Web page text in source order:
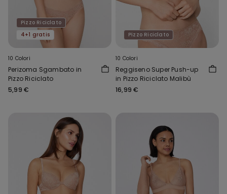
Pizzo Riciclato
4+1 gratis
10 Colori
Perizoma Sgambato in
Pizzo Riciclato
5,99 €
Pizzo Riciclato
10 Colori
Reggiseno Super Push-up
in Pizzo Riciclato Malibù
16,99 €